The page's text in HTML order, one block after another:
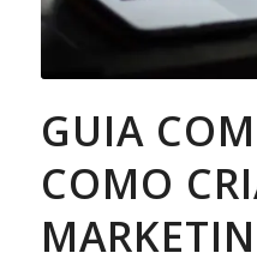
GUIA
COMO